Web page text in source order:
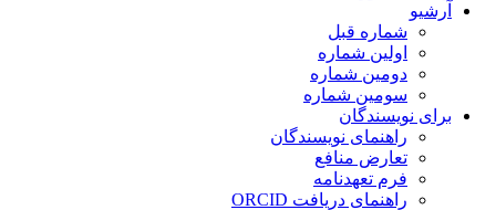
آرشیو
شماره قبل
اولین شماره
دومین شماره
سومین شماره
برای نویسندگان
راهنمای نویسندگان
تعارض منافع
فرم تعهدنامه
راهنمای دریافت ORCID